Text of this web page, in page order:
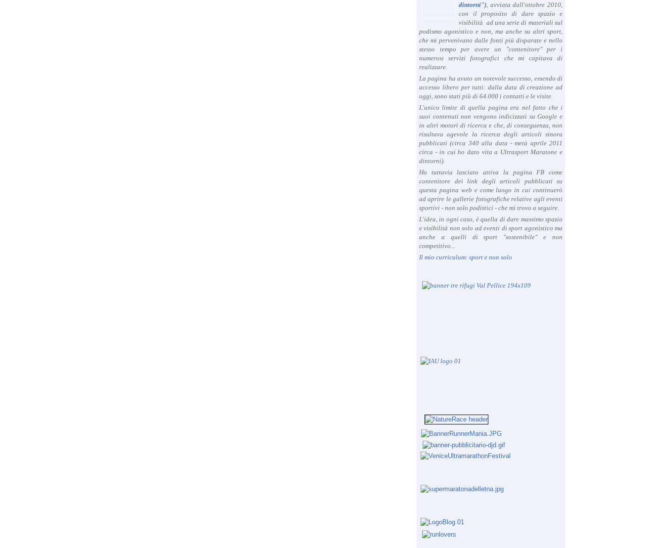
dintorni"), avviata dall'ottobre 2010,
con il proposito di dare spazio e
visibilità ad una serie di materiali sul
podismo agonistico e non, ma anche su altri sport,
che mi pervenivano dalle fonti più disparate e nello
stesso tempo per avere un "contenitore" per i
numerosi servizi fotografici che mi capitava di
realizzare.
La pagina ha avuto un notevole successo, essendo di
accesso libero per tutti: dalla data di creazione ad
oggi, sono stati più di 64.000 i contatti e le visite.
L'unico limite di quella pagina era nel fatto che i
suoi contenuti non vengono indicizzati su Google e
in altri motori di ricerca e che, di conseguenza, non
risultava agevole la ricerca degli articoli sinora
pubblicati (circa 340 alla data - metà aprile 2011
circa - in cui ho dato vita a Ultrasport Maratone e
dintorni).
Ho tuttavia lasciato attiva la pagina FB come
contenitore dei link degli articoli pubblicati su
questa pagina web e come luogo in cui continuerò
ad aprire le gallerie fotografiche relative agli eventi
sportivi - non solo podistici - che mi trovo a seguire.
L'idea, in ogni caso, è quella di dare massimo spazio
e visibilità non solo ad eventi di sport agonistico ma
anche a quelli di sport "sostenibile" e non
competitivo...
Il mio curriculum: sport e non solo